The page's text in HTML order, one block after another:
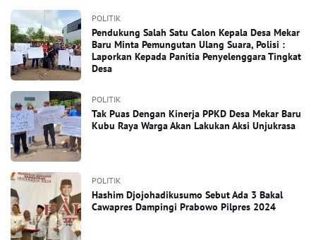
POLITIK
Pendukung Salah Satu Calon Kepala Desa Mekar
Baru Minta Pemungutan Ulang Suara, Polisi :
Laporkan Kepada Panitia Penyelenggara Tingkat
Desa
POLITIK
Tak Puas Dengan Kinerja PPKD Desa Mekar Baru
Kubu Raya Warga Akan Lakukan Aksi Unjukrasa
POLITIK
Hashim Djojohadikusumo Sebut Ada 3 Bakal
Cawapres Dampingi Prabowo Pilpres 2024